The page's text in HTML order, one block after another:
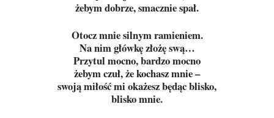
żebym dobrze, smacznie spał.
Otocz mnie silnym ramieniem.
Na nim główkę złożę swą…
Przytul mocno, bardzo mocno
żebym czuł, że kochasz mnie –
swoją miłość mi okażesz będąc blisko,
blisko mnie.